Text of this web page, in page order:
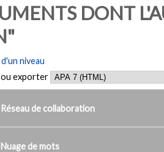
DONT
niveau
exporter
Réseau de collaboration
Nuage de mots